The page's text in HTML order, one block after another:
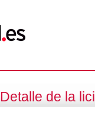
Detalle de la